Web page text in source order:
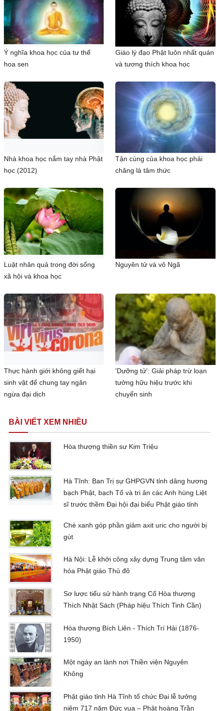
Ý nghĩa khoa học của tư thế
hoa sen
Giáo lý đạo Phật luôn nhất quán
và tương thích khoa học
Nhà khoa học nắm tay nhà Phật
học (2012)
Tận cùng của khoa học phải
chăng là tâm thức
Luật nhân quả trong đời sống
xã hội và khoa học
Nguyên tử và vô Ngã
Thực hành giới không giết hại
sinh vật để chung tay ngăn
ngừa đại dịch
'Dưỡng tử': Giải pháp trừ loạn
tưởng hữu hiệu trước khi
chuyển sinh
BÀI VIẾT XEM NHIỀU
Hòa thượng thiền sư Kim Triệu
Hà Tĩnh: Ban Trị sự GHPGVN tỉnh dâng hương
bạch Phật, bạch Tổ và tri ân các Anh hùng Liệt
sĩ trước thềm Đại hội đại biểu Phật giáo tỉnh
Chè xanh góp phần giảm axit uric cho người bị
gút
Hà Nội: Lễ khởi công xây dựng Trung tâm văn
hóa Phật giáo Thủ đô
Sơ lược tiểu sử hành trạng Cố Hòa thượng
Thích Nhật Sách (Pháp hiệu Thích Tinh Cần)
Hòa thượng Bích Liên - Thích Trí Hải (1876-
1950)
Một ngày an lành nơi Thiền viện Nguyên
Không
Phật giáo tỉnh Hà Tĩnh tổ chức Đại lễ tưởng
niệm 717 năm Đức vua – Phật hoàng Trần